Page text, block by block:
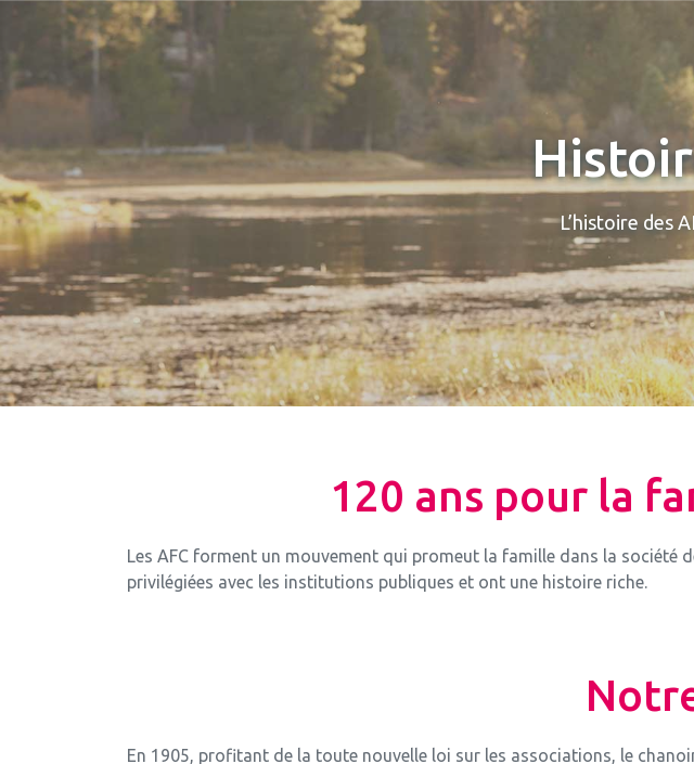
L’histoire des
120 ans pour la
Les AFC forment un mouvement qui promeut la famille dans la société
privilégiées avec les institutions publiques et ont une histoire riche.
En 1905, profitant de la toute nouvelle loi sur les associations, le